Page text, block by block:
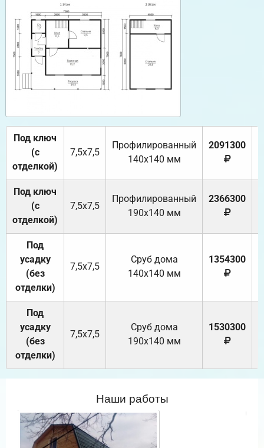
Под ключ
(с
отделкой)
7,5х7,5
Профилированный
140х140 мм
2091300
Под ключ
(с
отделкой)
7,5х7,5
Профилированный
190х140 мм
2366300
Под
усадку
(без
отделки)
7,5х7,5
Cруб дома
140х140 мм
1354300
Под
усадку
(без
отделки)
7,5х7,5
Cруб дома
190х140 мм
1530300
Наши работы